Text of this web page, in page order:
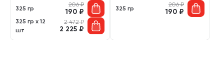
325 гр
206₽
190 ₽
325 гр х 12
шт
2 472₽
2 225 ₽
325 гр
206₽
190 ₽